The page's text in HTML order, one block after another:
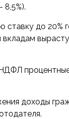
8,5%).
до 20%
доходы